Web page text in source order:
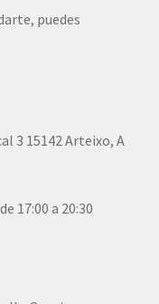
puedes
3 15142 Arteixo, A
17:00 a 20:30